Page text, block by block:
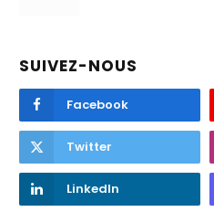
SUIVEZ-NOUS
Facebook
Twitter
LinkedIn